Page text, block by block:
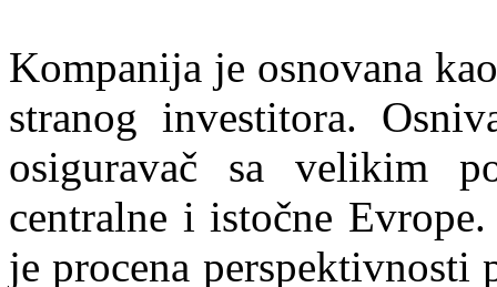
Kompanija je osnovana
stranog investitora.
osiguravač sa velikim
centralne i istočne
je procena perspektivnosti